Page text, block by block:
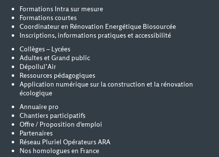
Formations Intra sur mesure
Formations courtes
Coordinateur en Rénovation Energétique Biosourcée
Inscriptions, informations pratiques et accessibilité
Collèges – Lycées
Adultes et Grand public
Dépollul’Air
Ressources pédagogiques
Application numérique sur la construction et la rénovation
écologique
Annuaire pro
Chantiers participatifs
Offre / Proposition d'emploi
Partenaires
Réseau Pluriel Opérateurs ARA
Nos homologues en France